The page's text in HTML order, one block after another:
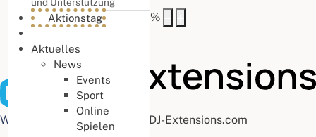
Buchstabenabstand
%
Web Accessibility plugin by DJ-Extensions.com
Aktionstag
Aktuelles
News
Events
Sport
Online
Spielen